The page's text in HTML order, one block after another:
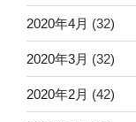
2020年4月 (32)
2020年3月 (32)
2020年2月 (42)